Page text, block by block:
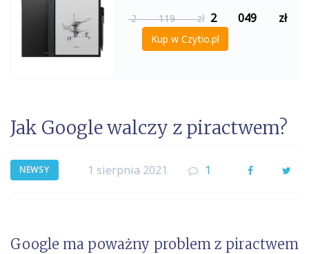
2 119 zł 2 049 zł
Kup w Czytio.pl
Jak Google walczy z piractwem?
NEWSY 1 sierpnia 2021 1 Facebook
Google ma poważny problem z piractwem